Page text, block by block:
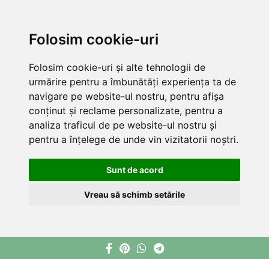
Folosim cookie-uri
Folosim cookie-uri și alte tehnologii de
urmărire pentru a îmbunătăți experiența ta de
navigare pe website-ul nostru, pentru afișa
conținut și reclame personalizate, pentru a
analiza traficul de pe website-ul nostru și
pentru a înțelege de unde vin vizitatorii noștri.
Sunt de acord
Vreau să schimb setările